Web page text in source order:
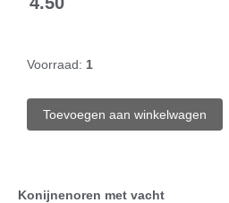
Voorraad: 1
Konijnenoren met vacht